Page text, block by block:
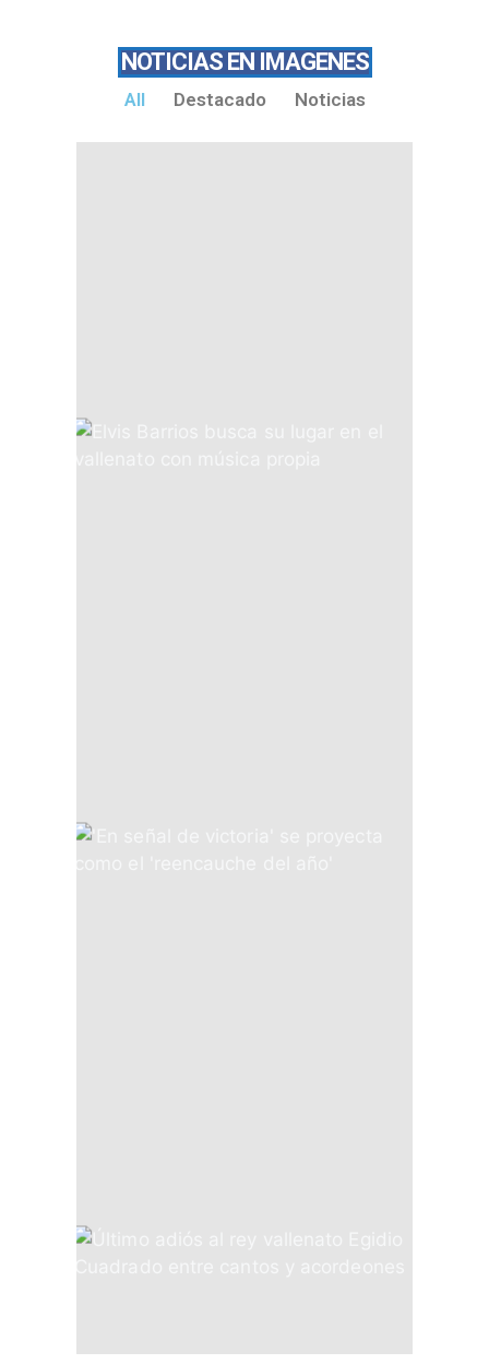
NOTICIAS EN IMAGENES
All Destacado Noticias